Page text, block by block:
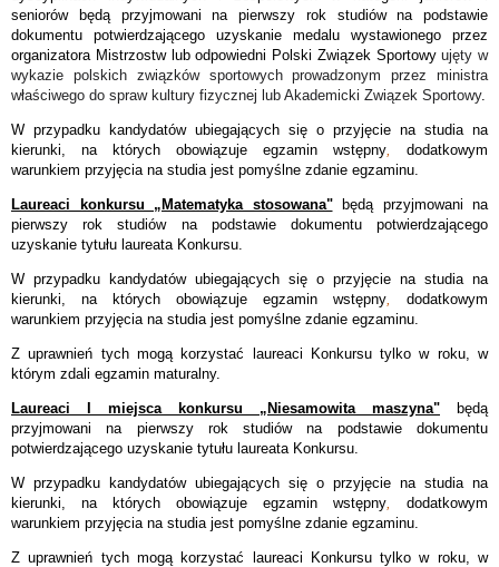
seniorów będą przyjmowani na pierwszy rok studiów na podstawie
dokumentu potwierdzającego uzyskanie medalu wystawionego przez
organizatora Mistrzostw lub odpowiedni Polski Związek Sportowyujęty w
wykazie polskich związków sportowych prowadzonym przez ministra
właściwego do spraw kultury fizycznej lub Akademicki Związek Sportowy.
W przypadku kandydatów ubiegających się o przyjęcie na studia na
kierunki, na których obowiązuje egzamin wstępny
dodatkowym
warunkiem przyjęcia na studia jest pomyślne zdanie egzaminu.
Laureaci konkursu „Matematyka stosowana"będą przyjmowani na
pierwszy rok studiów na podstawie dokumentu potwierdzającego
uzyskanie tytułu laureata Konkursu.
W przypadku kandydatów ubiegających się o przyjęcie na studia na
kierunki, na których obowiązuje egzamin wstępny
dodatkowym
warunkiem przyjęcia na studia jest pomyślne zdanie egzaminu.
Z uprawnień tych mogą korzystać laureaci Konkursu tylko w roku, w
którym zdali egzamin maturalny.
Laureaci I miejsca konkursu „Niesamowita maszyna" będą
przyjmowani na pierwszy rok studiów na podstawie dokumentu
potwierdzającego uzyskanie tytułu laureata Konkursu.
W przypadku kandydatów ubiegających się o przyjęcie na studia na
kierunki, na których obowiązuje egzamin wstępny
dodatkowym
warunkiem przyjęcia na studia jest pomyślne zdanie egzaminu.
Z uprawnień tych mogą korzystać laureaci Konkursu tylko w roku, w